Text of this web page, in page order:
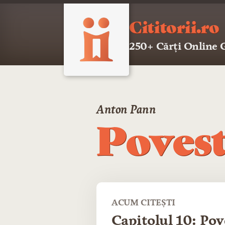
Cititorii.ro
250+ Cărți Online
Anton Pann
ACUM CITEȘTI
Capitolul 10: